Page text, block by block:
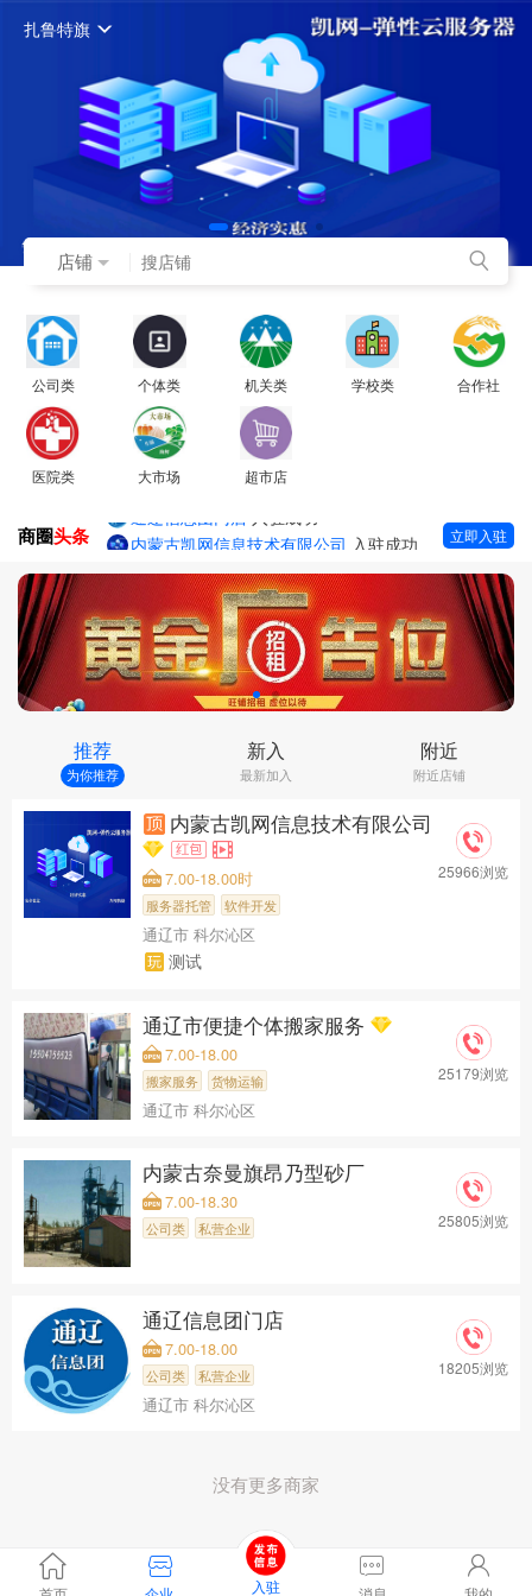
扎鲁特旗
店铺
公司类 个体类 机关类 学校类 合作社
医院类 大市场 超市店
商圈头条 内蒙古凯网信息技术有限公司 入驻成功
内蒙古奈曼旗昂乃型砂厂入驻成功
通辽信息团门店入驻成功
立即入驻
推荐
为你推荐
新入
最新加入
附近
附近店铺
内蒙古凯网信息技术有限公司
7.00-18.00时
服务器托管 软件开发
通辽市 科尔沁区
测试
25966浏览
通辽市便捷个体搬家服务
7.00-18.00
搬家服务 货物运输
通辽市 科尔沁区
25179浏览
内蒙古奈曼旗昂乃型砂厂
7.00-18.30
公司类 私营企业 25805浏览
通辽信息团门店
7.00-18.00
公司类 私营企业
通辽市 科尔沁区
18205浏览
没有更多商家
入驻